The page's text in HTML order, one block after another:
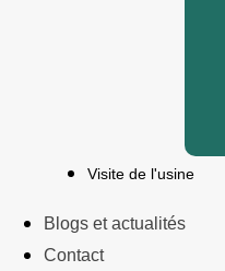
Visite de l'usine
Blogs et actualités
Contact